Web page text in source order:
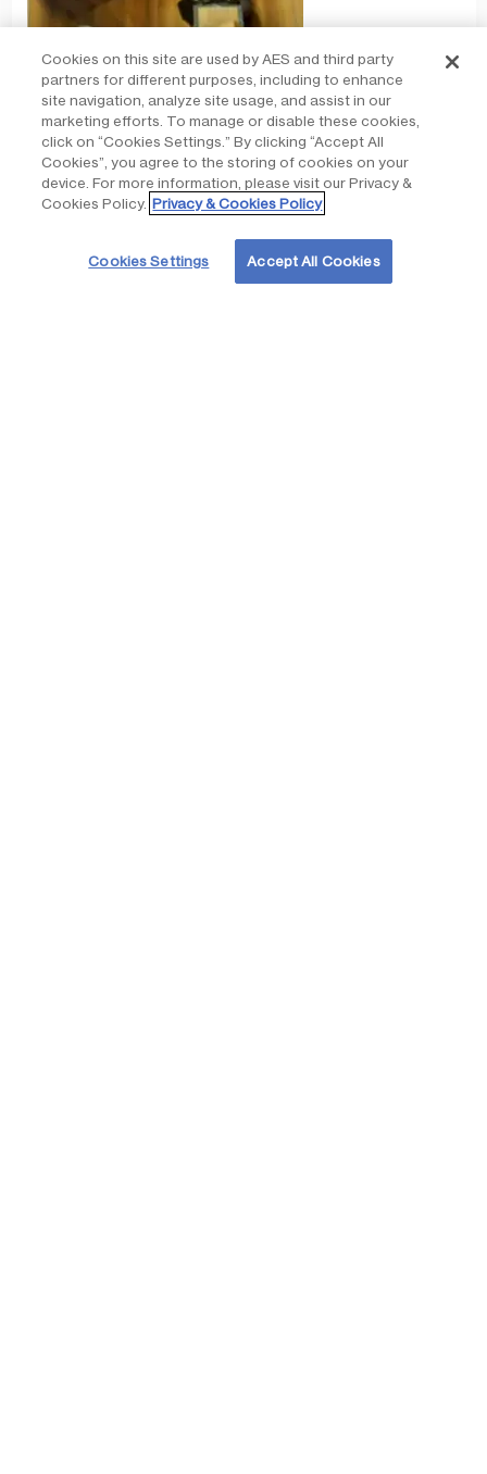
Obtuvimos el premio más prestigioso de la industria de la energía
Cookies on this site are used by AES and third party
partners for different purposes, including to enhance
site navigation, analyze site usage, and assist in our
marketing efforts. To manage or disable these cookies,
click on “Cookies Settings.” By clicking “Accept All
Cookies”, you agree to the storing of cookies on your
device. For more information, please visit our Privacy &
Cookies Policy. Privacy & Cookies Policy
Cookies Settings Accept All Cookies